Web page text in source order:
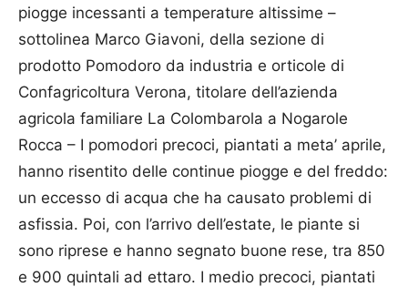
piogge incessanti a temperature altissime –
sottolinea Marco Giavoni, della sezione di
prodotto Pomodoro da industria e orticole di
Confagricoltura Verona, titolare dell’azienda
agricola familiare La Colombarola a Nogarole
Rocca – I pomodori precoci, piantati a meta’ aprile,
hanno risentito delle continue piogge e del freddo:
un eccesso di acqua che ha causato problemi di
asfissia. Poi, con l’arrivo dell’estate, le piante si
sono riprese e hanno segnato buone rese, tra 850
e 900 quintali ad ettaro. I medio precoci, piantati